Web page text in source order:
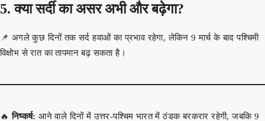
5. क्या सर्दी का असर अभी और बढ़ेगा?
📌 अगले कुछ दिनों तक सर्द हवाओं का प्रभाव रहेगा, लेकिन 9 मार्च के बाद पश्चिमी
विक्षोभ से रात का तापमान बढ़ सकता है।
🔥निष्कर्ष: आने वाले दिनों में उत्तर-पश्चिम भारत में ठंडक बरकरार रहेगी, जबकि 9